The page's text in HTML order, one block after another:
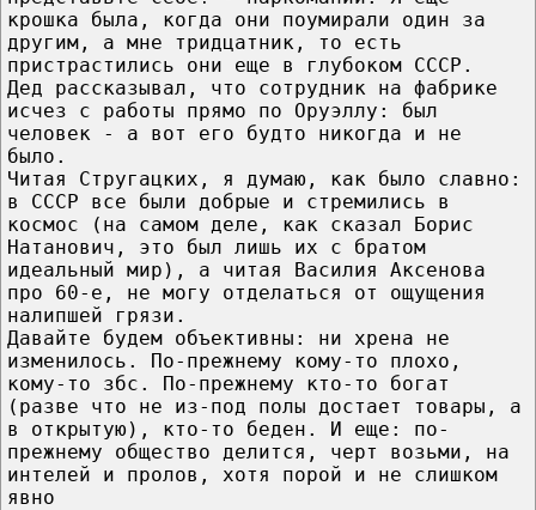
крошка была, когда они поумирали один за
другим, а мне тридцатник, то есть
пристрастились они еще в глубоком СССР.
Дед рассказывал, что сотрудник на фабрике
исчез с работы прямо по Оруэллу: был
человек - а вот его будто никогда и не
было.
Читая Стругацких, я думаю, как было славно:
в СССР все были добрые и стремились в
космос (на самом деле, как сказал Борис
Натанович, это был лишь их с братом
идеальный мир), а читая Василия Аксенова
про 60-е, не могу отделаться от ощущения
налипшей грязи.
Давайте будем объективны: ни хрена не
изменилось. По-прежнему кому-то плохо,
кому-то збс. По-прежнему кто-то богат
(разве что не из-под полы достает товары, а
в открытую), кто-то беден. И еще: по-
прежнему общество делится, черт возьми, на
интелей и пролов, хотя порой и не слишком
явно